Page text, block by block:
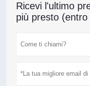
Ricevi l'ultimo
più presto